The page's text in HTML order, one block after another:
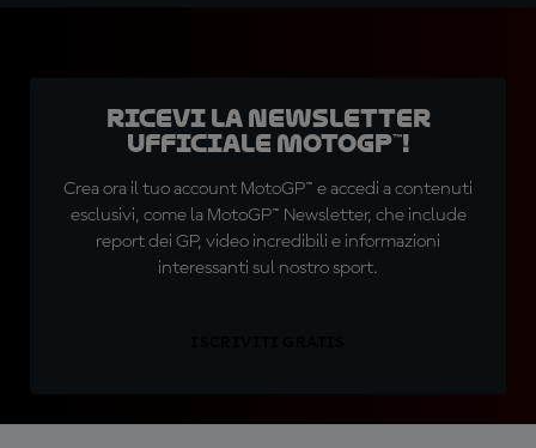
Ricevi la newsletter
ufficiale MotoGP™!
Crea ora il tuo account MotoGP™ e accedi a contenuti
esclusivi, come la MotoGP™ Newsletter, che include
report dei GP, video incredibili e informazioni
interessanti sul nostro sport.